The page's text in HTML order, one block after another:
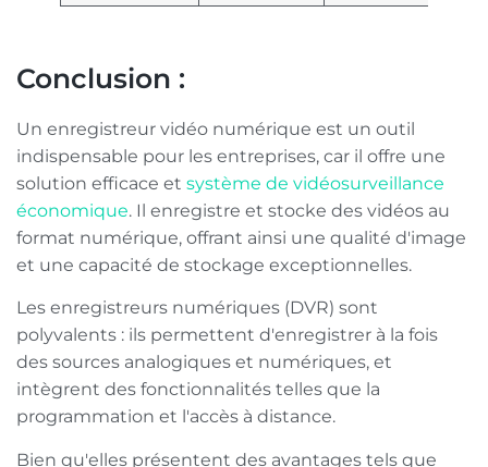
Conclusion :
Un enregistreur vidéo numérique est un outil
indispensable pour les entreprises, car il offre une
solution efficace et système de vidéosurveillance
économique. Il enregistre et stocke des vidéos au
format numérique, offrant ainsi une qualité d'image
et une capacité de stockage exceptionnelles.
Les enregistreurs numériques (DVR) sont
polyvalents : ils permettent d'enregistrer à la fois
des sources analogiques et numériques, et
intègrent des fonctionnalités telles que la
programmation et l'accès à distance.
Bien qu'elles présentent des avantages tels que